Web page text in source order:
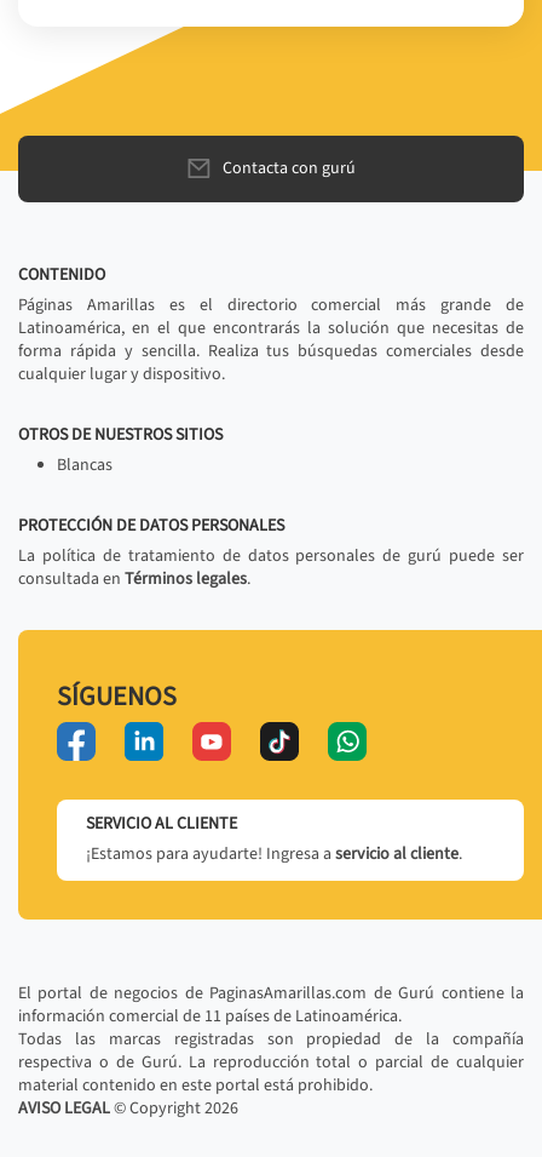
Contacta con gurú
CONTENIDO
Páginas Amarillas es el directorio comercial más grande de
Latinoamérica, en el que encontrarás la solución que necesitas de
forma rápida y sencilla. Realiza tus búsquedas comerciales desde
cualquier lugar y dispositivo.
OTROS DE NUESTROS SITIOS
Blancas
PROTECCIÓN DE DATOS PERSONALES
La política de tratamiento de datos personales de gurú puede ser
consultada en Términos legales.
SÍGUENOS
SERVICIO AL CLIENTE
¡Estamos para ayudarte! Ingresa a servicio al cliente.
El portal de negocios de PaginasAmarillas.com de Gurú contiene la
información comercial de 11 países de Latinoamérica.
Todas las marcas registradas son propiedad de la compañía
respectiva o de Gurú. La reproducción total o parcial de cualquier
material contenido en este portal está prohibido.
AVISO LEGAL© Copyright2026